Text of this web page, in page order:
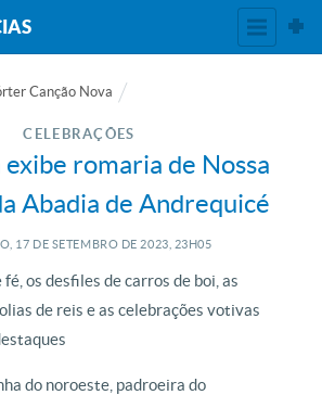
Canção Nova
CELEBRAÇÕES
romaria de Nossa
Abadia de Andrequicé
17 DE SETEMBRO DE 2023, 23H05
os desfiles de carros de boi, as
de reis e as celebrações votivas
do noroeste, padroeira do